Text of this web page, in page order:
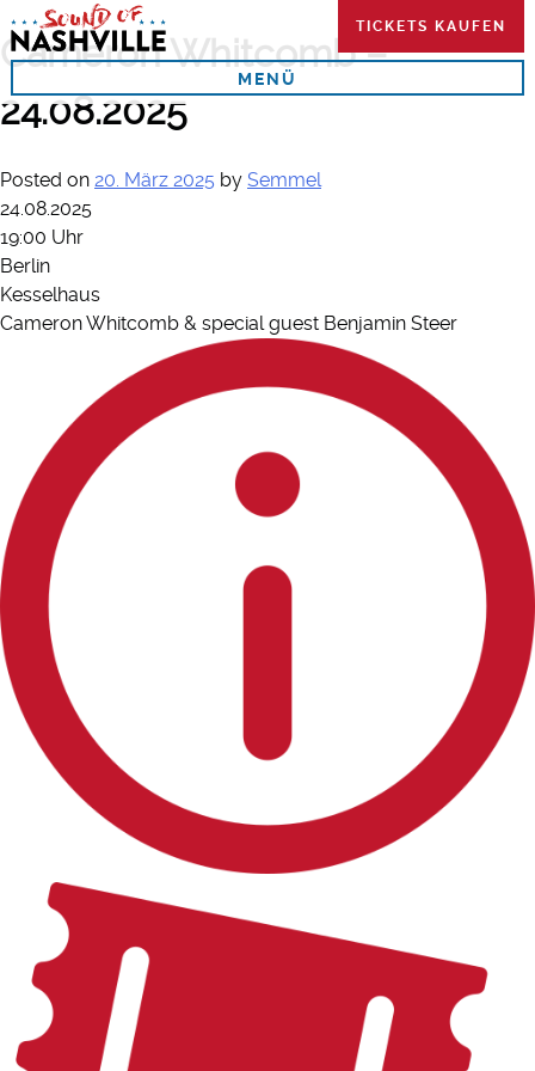
to
content
MENÜ
TICKETS KAUFEN
Cameron Whitcomb –
24.08.2025
Posted on 20. März 2025 by Semmel
24.08.2025
19:00 Uhr
Berlin
Kesselhaus
Cameron Whitcomb & special guest Benjamin Steer